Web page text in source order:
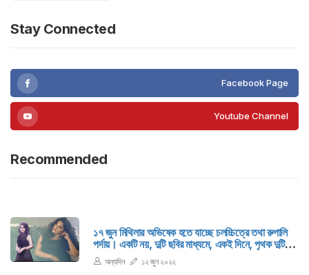
Stay Connected
Facebook Page
Youtube Channel
Recommended
১৭ জুন মিথিলার অভিষেক হতে যাচ্ছে চলচ্চিত্রে তথা রুপালি
পর্দায়। একটি নয়, দুটি ছবির মাধ্যমে, একই দিনে, পৃথক দুটি
দেশে। বাংলাদেশে ‘অমানুষ’, ভারতের কলকাতায় ‘আয় খুকু
আয়’ ছবিতে গুরুত্বপূর্ণ চরিত্রে থাকছেন মিথিলা।
অন্যদিন ১২ জুন ২০২২